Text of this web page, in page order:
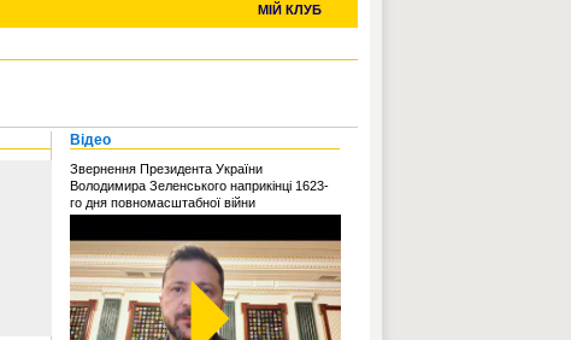
МІЙ КЛУБ
УСІ ТРАНСФЕРИ
Відео
Звернення Президента України
Володимира Зеленського наприкінці 1623-
го дня повномасштабної війни